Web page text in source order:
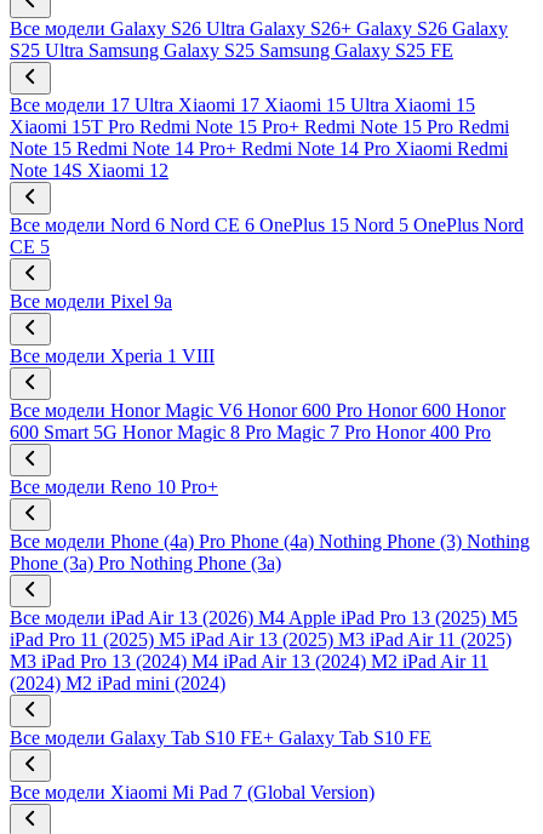
Все модели Galaxy S26 Ultra Galaxy S26+ Galaxy S26 Galaxy
S25 Ultra Samsung Galaxy S25 Samsung Galaxy S25 FE
Все модели 17 Ultra Xiaomi 17 Xiaomi 15 Ultra Xiaomi 15
Xiaomi 15T Pro Redmi Note 15 Pro+ Redmi Note 15 Pro Redmi
Note 15 Redmi Note 14 Pro+ Redmi Note 14 Pro Xiaomi Redmi
Note 14S Xiaomi 12
Все модели Nord 6 Nord CE 6 OnePlus 15 Nord 5 OnePlus Nord
CE 5
Все модели Pixel 9a
Все модели Xperia 1 VIII
Все модели Honor Magic V6 Honor 600 Pro Honor 600 Honor
600 Smart 5G Honor Magic 8 Pro Magic 7 Pro Honor 400 Pro
Все модели Reno 10 Pro+
Все модели Phone (4a) Pro Phone (4a) Nothing Phone (3) Nothing
Phone (3a) Pro Nothing Phone (3a)
Все модели iPad Air 13 (2026) M4 Apple iPad Pro 13 (2025) M5
iPad Pro 11 (2025) M5 iPad Air 13 (2025) M3 iPad Air 11 (2025)
M3 iPad Pro 13 (2024) M4 iPad Air 13 (2024) M2 iPad Air 11
(2024) M2 iPad mini (2024)
Все модели Galaxy Tab S10 FE+ Galaxy Tab S10 FE
Все модели Xiaomi Mi Pad 7 (Global Version)